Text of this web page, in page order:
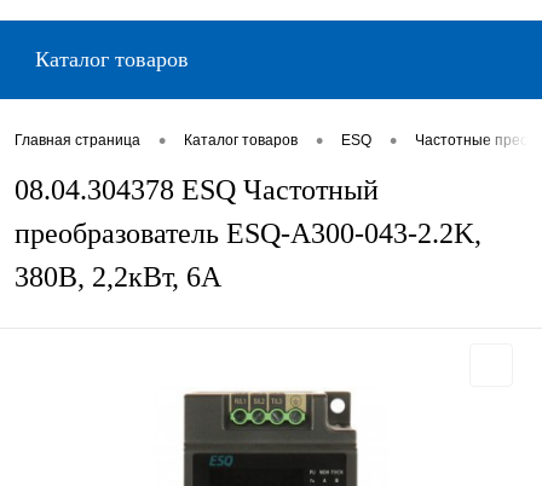
Каталог товаров
Главная страница • Каталог товаров • ESQ • Частотные
08.04.304378 ESQ Частотный
преобразователь ESQ-A300-043-2.2K,
380В, 2,2кВт, 6А